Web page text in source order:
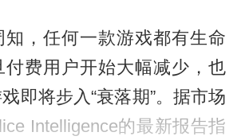
知，任何一款游戏都有生命
付费用户开始大幅减少，也
即将步入“衰落期”。据市场
Intelligence的最新报告指